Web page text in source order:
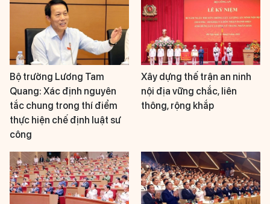
Bộ trưởng Lương Tam
Quang: Xác định nguyên
tắc chung trong thí điểm
thực hiện chế định luật sư
công
Xây dựng thế trận an ninh
nội địa vững chắc, liên
thông, rộng khắp